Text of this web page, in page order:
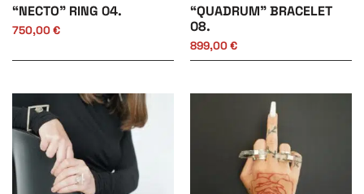
“NECTO” RING 04.
750,00€
“QUADRUM” BRACELET
08.
899,00€